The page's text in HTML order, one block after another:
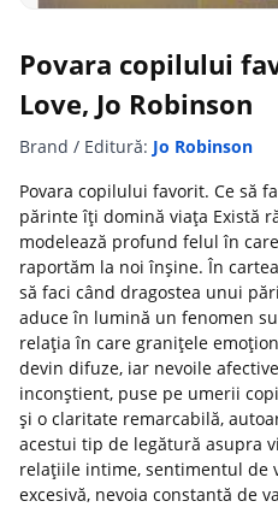
Povara copilului
Love, Jo Robinson
Brand / Editură: Jo Robinson
Povara copilului favorit. Ce să
părinte îți domină viața Există
modelează profund felul în
raportăm la noi înșine. În
să faci când dragostea unui
aduce în lumină un fenomen
relația în care granițele
devin difuze, iar nevoile
inconștient, puse pe umerii
și o claritate remarcabilă,
acestui tip de legătură asupra
relațiile intime, sentimentul de
excesivă, nevoia constantă de